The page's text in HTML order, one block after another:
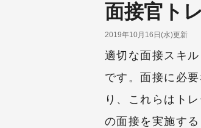
面接官ト
2019年10月16日(水)更新
適切な面接スキ
です。面接に必
り、これらはト
の面接を実施す